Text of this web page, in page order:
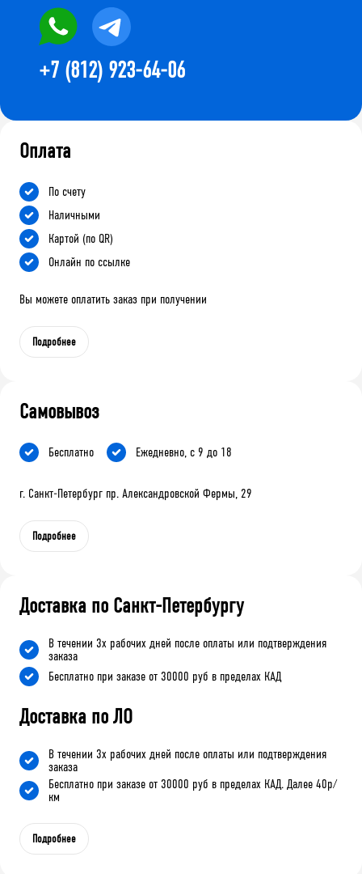
+7 (812) 923-64-06
Оплата
По счету
Наличными
Картой (по QR)
Онлайн по ссылке
Вы можете оплатить заказ при получении
Подробнее
Самовывоз
Бесплатно Ежедневно, с 9 до 18
г. Санкт-Петербург пр. Александровской Фермы, 29
Подробнее
Доставка по Санкт-Петербургу
В течении 3х рабочих дней после оплаты или подтверждения
заказа
Бесплатно при заказе от 30000 руб в пределах КАД
Доставка по ЛО
В течении 3х рабочих дней после оплаты или подтверждения
заказа
Бесплатно при заказе от 30000 руб в пределах КАД. Далее 40р/
км
Подробнее